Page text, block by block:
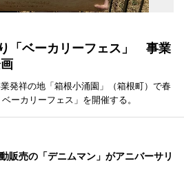
「ベーカリーフェス」 事業
発祥の地「箱根小涌園」（箱根町）で春
ーカリーフェス」を開催する。
販売の「デニムマン」がアニバーサリ